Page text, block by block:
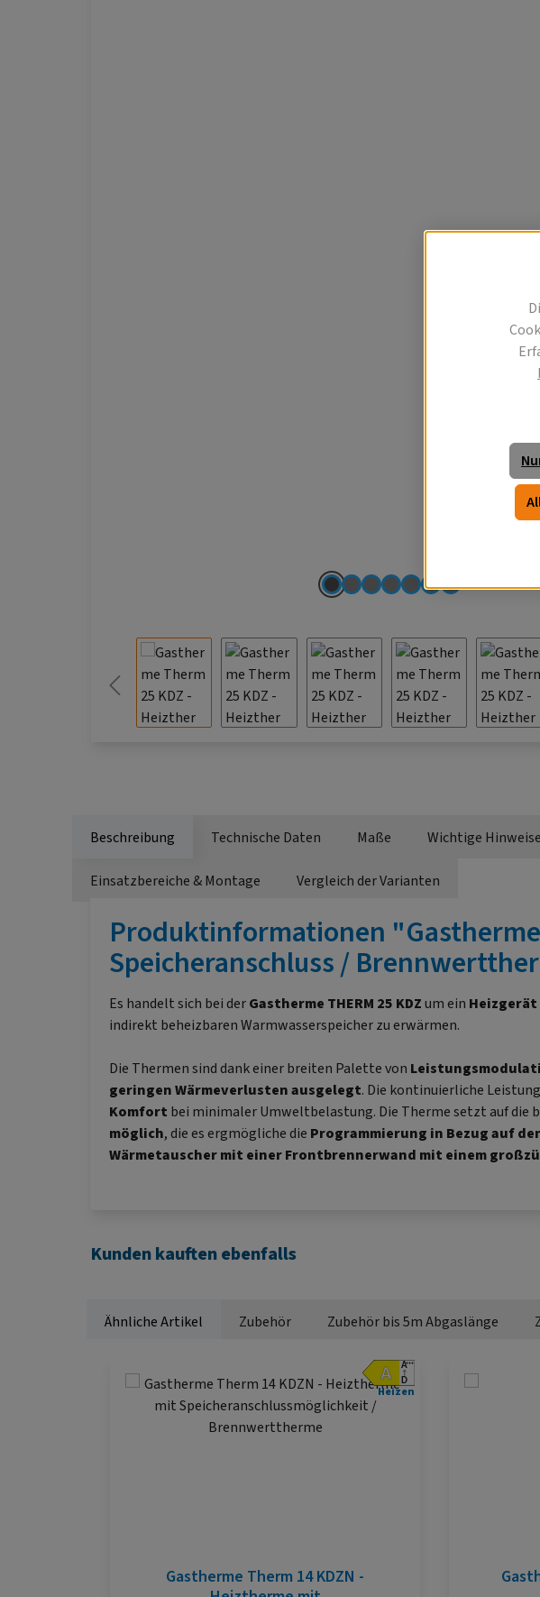
Beschreibung Technische Daten Maße Wichtige Hinweise
Einsatzbereiche & Montage Vergleich der Varianten
Produktinformationen
Speicheranschluss /
Es handelt sich bei derGastherme THERM 25 KDZum ein
indirekt beheizbaren Warmwasserspeicher zu erwärmen.
Die Thermen sind dank einer breiten Palette von
geringen Wärmeverlusten ausgelegt. Die kontinuierliche
Komfort bei minimaler Umweltbelastung. Die Therme setzt auf die
möglich, die es ergmögliche die Programmierung in Bezug auf
Wärmetauscher mit einer Frontbrennerwand mit einem
Kunden kauften ebenfalls
Ähnliche Artikel Zubehör Zubehör bis 5m Abgaslänge
Heizen
Gastherme Therm 14 KDZN -